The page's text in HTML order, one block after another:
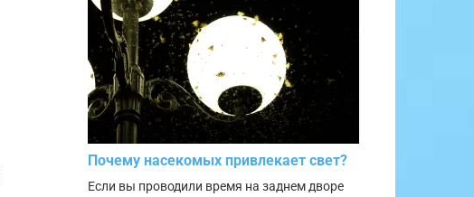
Почему насекомых привлекает свет?
Если вы проводили время на заднем дворе